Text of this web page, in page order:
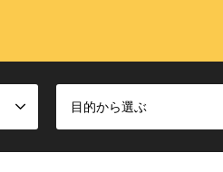
目的から選ぶ